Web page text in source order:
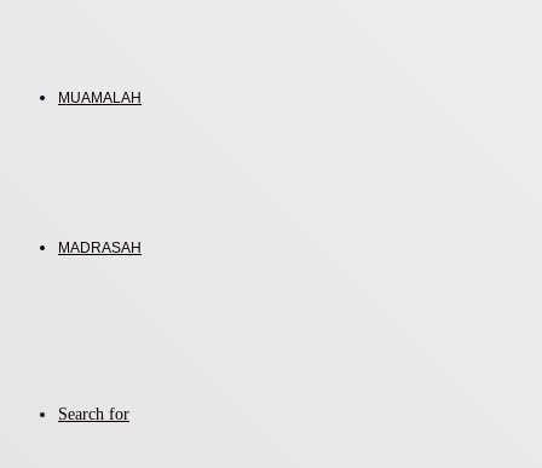
MUAMALAH
MADRASAH
Search for